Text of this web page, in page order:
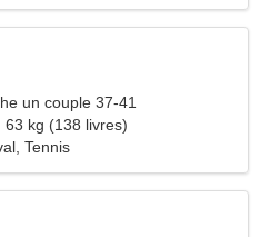
un couple 37-41
63 kg (138 livres)
Tennis